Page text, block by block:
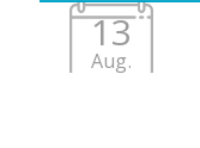
13
Aug.